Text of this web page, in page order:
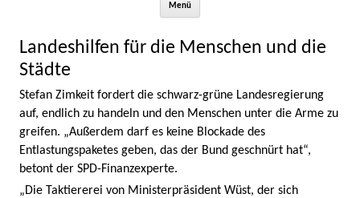
Menü
Landeshilfen für die Menschen und die
Städte
Stefan Zimkeit fordert die schwarz-grüne Landesregierung
auf, endlich zu handeln und den Menschen unter die Arme zu
greifen. „Außerdem darf es keine Blockade des
Entlastungspaketes geben, das der Bund geschnürt hat“,
betont der SPD-Finanzexperte.
„Die Taktiererei von Ministerpräsident Wüst, der sich